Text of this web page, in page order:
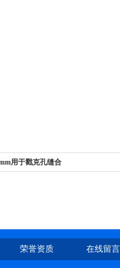
用于戳克孔缝合
荣誉资质 在线留言